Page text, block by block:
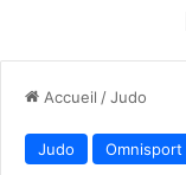
Accueil /Judo
Judo Omnisport